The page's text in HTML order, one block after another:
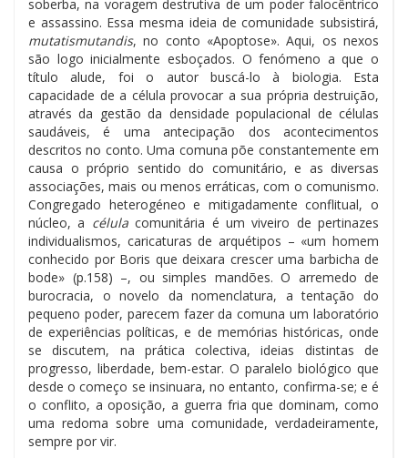
soberba, na voragem destrutiva de um poder falocêntrico
e assassino. Essa mesma ideia de comunidade subsistirá,
mutatismutandis, no conto «Apoptose». Aqui, os nexos
são logo inicialmente esboçados. O fenómeno a que o
título alude, foi o autor buscá-lo à biologia. Esta
capacidade de a célula provocar a sua própria destruição,
através da gestão da densidade populacional de células
saudáveis, é uma antecipação dos acontecimentos
descritos no conto. Uma comuna põe constantemente em
causa o próprio sentido do comunitário, e as diversas
associações, mais ou menos erráticas, com o comunismo.
Congregado heterogéneo e mitigadamente conflitual, o
núcleo, a célulacomunitária é um viveiro de pertinazes
individualismos, caricaturas de arquétipos – «um homem
conhecido por Boris que deixara crescer uma barbicha de
bode» (p.158) –, ou simples mandões. O arremedo de
burocracia, o novelo da nomenclatura, a tentação do
pequeno poder, parecem fazer da comuna um laboratório
de experiências políticas, e de memórias históricas, onde
se discutem, na prática colectiva, ideias distintas de
progresso, liberdade, bem-estar. O paralelo biológico que
desde o começo se insinuara, no entanto, confirma-se; e é
o conflito, a oposição, a guerra fria que dominam, como
uma redoma sobre uma comunidade, verdadeiramente,
sempre por vir.